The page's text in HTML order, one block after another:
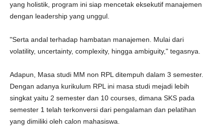
yang holistik, program ini siap mencetak eksekutif manajemen
dengan leadership yang unggul.
"Serta andal terhadap hambatan manajemen. Mulai dari
volatility, uncertainty, complexity, hingga ambiguity," tegasnya.
Adapun, Masa studi MM non RPL ditempuh dalam 3 semester.
Dengan adanya kurikulum RPL ini masa studi mejadi lebih
singkat yaitu 2 semester dan 10 courses, dimana SKS pada
semester 1 telah terkonversi dari pengalaman dan pelatihan
yang dimiliki oleh calon mahasiswa.